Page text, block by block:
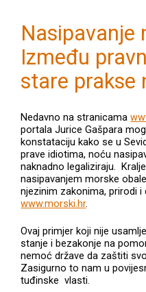
Nasipavanje
Između
stare prakse
Nedavno na stranicama
portala Jurice Gašpara
konstataciju kako se u
prave idiotima, noću
naknadno legaliziraju.
nasipavanjem morske
njezinim zakonima, prirodi
www.morski.hr.
Ovaj primjer koji nije
stanje i bezakonje na
nemoć države da zaštiti
Zasigurno to nam u
tuđinske vlasti.